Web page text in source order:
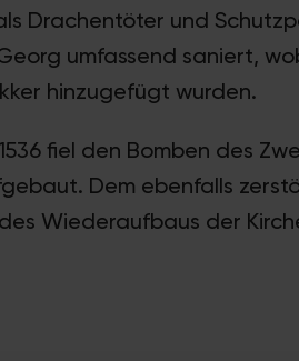
Drachentöter und
umfassend saniert,
hinzugefügt wurden.
fiel den Bomben des
Dem ebenfalls
Wiederaufbaus der